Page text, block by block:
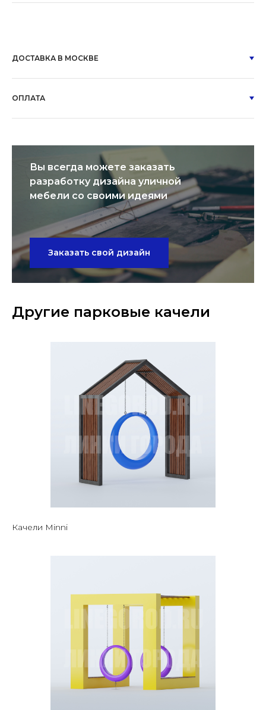
ДОСТАВКА В МОСКВЕ
ОПЛАТА
Вы всегда можете заказать
разработку дизайна уличной
мебели со своими идеями
Заказать свой дизайн
Другие парковые качели
Качели Minni